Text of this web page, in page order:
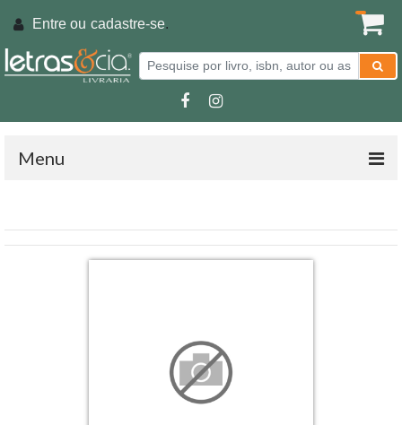
Entre ou cadastre-se.
Menu